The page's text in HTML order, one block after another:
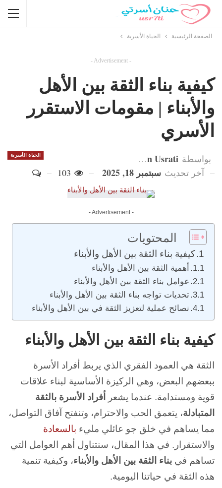
الصفحة الرئيسية الحياة الأسرية
- Advertisement -
كيفية بناء الثقة بين الأهل
والأبناء | مقومات الاستقرر
الأسري
الحياة الأسرية بواسطة Hanan Usrati
آخر تحديث سبتمبر 18, 2025
- Advertisement -
المحتويات
كيفية بناء الثقة بين الأهل والأبناء
أهمية الثقة بين الأهل والأبناء
عوامل بناء الثقة بين الأهل والأبناء
تحديات تواجه بناء الثقة بين الأهل والأبناء
نصائح عملية لتعزيز الثقة في بين الأهل والأبناء
كيفية بناء الثقة بين الأهل والأبناء
الثقة هي العمود الفقري الذي يربط أفراد الأسرة
ببعضهم البعض، وهي الركيزة الأساسية لبناء علاقات
قوية ومستدامة. عندما يشعر
أفراد الأسرة بالثقة
المتبادلة، يتعمق الحب والاحترام، وتنفتح آفاق التواصل،
مما يساهم في خلق جو عائلي مليء بالسعادة
والاستقرار. في هذا المقال، سنتناول أهم العوامل التي
تساهم في بناء الثقة بين الأهل والأبناء، وكيفية تنمية
هذه الثقة في حياتنا اليومية.